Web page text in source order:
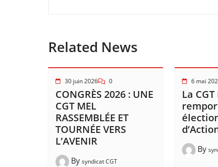
Related News
30 juin 2026 0
CONGRÈS 2026 : UNE
CGT MEL
RASSEMBLÉE ET
TOURNÉE VERS
L’AVENIR
By syndicat CGT
6 mai
La CGT
By